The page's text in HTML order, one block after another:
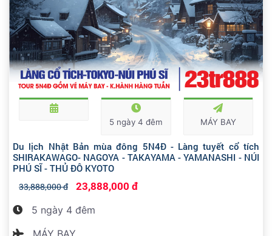
5 ngày 4 đêm MÁY BAY
Du lịch Nhật Bản mùa đông 5N4Đ - Làng tuyết cổ tích
SHIRAKAWAGO- NAGOYA - TAKAYAMA - YAMANASHI - NÚI
PHÚ SĨ - THỦ ĐÔ KYOTO
33,888,000 đ 23,888,000 đ
5 ngày 4 đêm